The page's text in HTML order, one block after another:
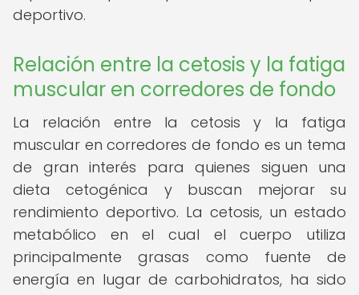
deportivo.
Relación entre la cetosis y la fatiga
muscular en corredores de fondo
La relación entre la cetosis y la fatiga
muscular en corredores de fondo es un tema
de gran interés para quienes siguen una
dieta cetogénica y buscan mejorar su
rendimiento deportivo. La cetosis, un estado
metabólico en el cual el cuerpo utiliza
principalmente grasas como fuente de
energía en lugar de carbohidratos, ha sido